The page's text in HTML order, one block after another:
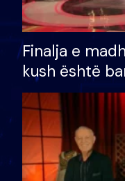
Finalja e
kush është
shtëpinë dhe
të fituar